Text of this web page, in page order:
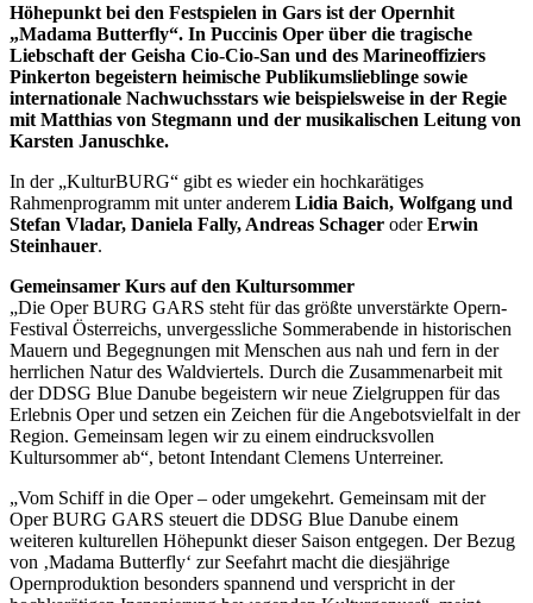
Höhepunkt bei den Festspielen in Gars ist der Opernhit
„Madama Butterfly“. In Puccinis Oper über die tragische
Liebschaft der Geisha Cio-Cio-San und des Marineoffiziers
Pinkerton begeistern heimische Publikumslieblinge sowie
internationale Nachwuchsstars wie beispielsweise in der Regie
mit Matthias von Stegmann und der musikalischen Leitung von
Karsten Januschke.
In der „KulturBURG“ gibt es wieder ein hochkarätiges
Rahmenprogramm mit unter anderem Lidia Baich, Wolfgang und
Stefan Vladar, Daniela Fally, Andreas Schager oderErwin
Steinhauer.
Gemeinsamer Kurs auf den Kultursommer
„Die Oper BURG GARS steht für das größte unverstärkte Opern-
Festival Österreichs, unvergessliche Sommerabende in historischen
Mauern und Begegnungen mit Menschen aus nah und fern in der
herrlichen Natur des Waldviertels. Durch die Zusammenarbeit mit
der DDSG Blue Danube begeistern wir neue Zielgruppen für das
Erlebnis Oper und setzen ein Zeichen für die Angebotsvielfalt in der
Region. Gemeinsam legen wir zu einem eindrucksvollen
Kultursommer ab“, betont Intendant Clemens Unterreiner.
„Vom Schiff in die Oper – oder umgekehrt. Gemeinsam mit der
Oper BURG GARS steuert die DDSG Blue Danube einem
weiteren kulturellen Höhepunkt dieser Saison entgegen. Der Bezug
von ‚Madama Butterfly‘ zur Seefahrt macht die diesjährige
Opernproduktion besonders spannend und verspricht in der